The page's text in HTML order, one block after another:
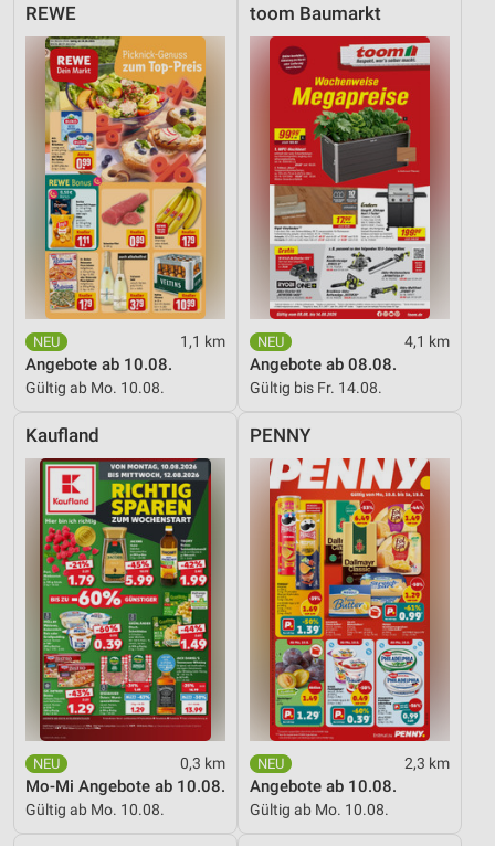
REWE
1,1 km
Angebote ab 10.08.
Gültig ab Mo. 10.08.
toom Baumarkt
4,1 km
Angebote ab 08.08.
Gültig bis Fr. 14.08.
Kaufland
0,3 km
Mo-Mi Angebote ab 10.08.
Gültig ab Mo. 10.08.
PENNY
2,3 km
Angebote ab 10.08.
Gültig ab Mo. 10.08.